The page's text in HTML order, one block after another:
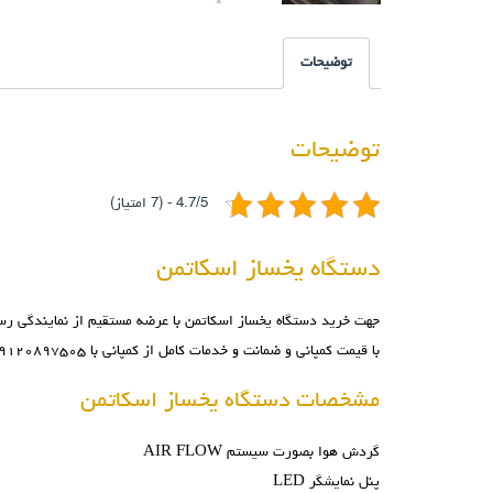
توضیحات
توضیحات
4.7/5 - (7 امتیاز)
دستگاه یخساز اسکاتمن
جهت خرید دستگاه یخساز اسکاتمن با عرضه مستقیم از نمایندگی
با قیمت کمپانی و ضمانت و خدمات کامل از کمپانی با ۰۹۱۲۰۸۹۷۵۰۵ تماس بگیرید.
مشخصات دستگاه یخساز اسکاتمن
گردش هوا بصورت سیستم AIR FLOW
پنل نمایشگر LED